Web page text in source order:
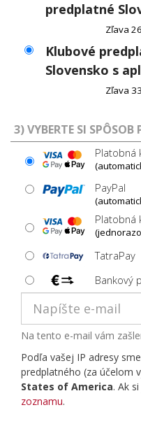
predplatné
Zľava
Klubové
Slovensko s
Zľava
3) VYBERTE SI SPÔSOB
Platobná
PayPal
Platobná
TatraPay
Bankový
Na tento e-mail vám
Podľa vašej IP adresy
predplatného (za účelom
States of America. Ak
zoznamu.